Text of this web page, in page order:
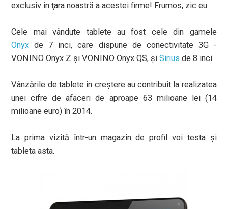
exclusiv în ţara noastră a acestei firme! Frumos, zic eu.
Cele mai vândute tablete au fost cele din gamele
Onyx de 7 inci, care dispune de conectivitate 3G -
VONINO Onyx Z şi VONINO Onyx QS, şiSirius de 8 inci.
Vânzările de tablete în creştere au contribuit la realizatea
unei cifre de afaceri de aproape 63 milioane lei (14
milioane euro) în 2014.
La prima vizită într-un magazin de profil voi testa şi
tableta asta.